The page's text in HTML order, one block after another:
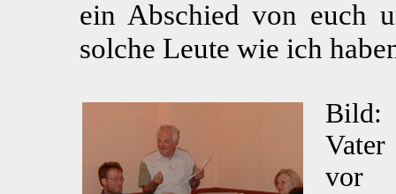
ein Abschied von euch
solche Leute wie ich
Bild:
Vater
vor